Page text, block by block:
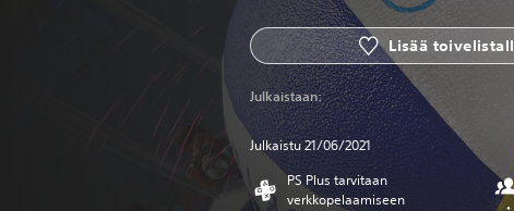
Lisää
Julkaistaan:
Julkaistu 21/06/2021
PS Plus tarvitaan
verkkopelaamiseen